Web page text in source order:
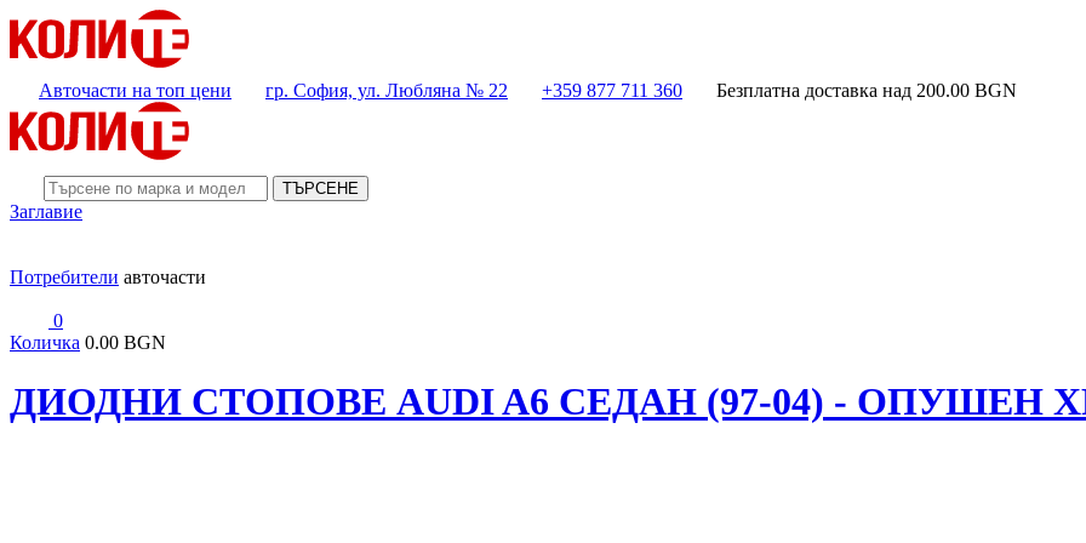
Авточасти на топ цени гр. София, ул. Любляна № 22 +359 877 711 360 Безплатна доставка над 200.00 BGN
ТЪРСЕНЕ
Заглавие
Потребители авточасти
0
Количка 0.00 BGN
ДИОДНИ СТОПОВЕ AUDI A6 СЕДАН (97-04) - ОПУШЕН